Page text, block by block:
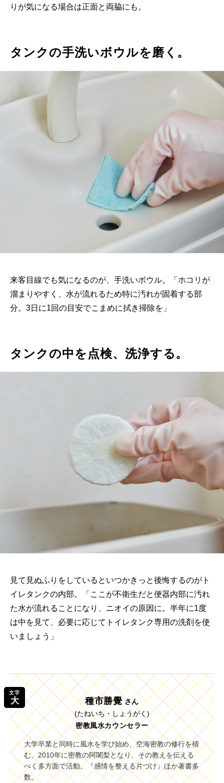
文字
大
りが気になる場合は正面と両脇にも。
タンクの手洗いボウルを磨く。
来客目線でも気になるのが、手洗いボウル。「ホコリが
溜まりやすく、水が流れるため特に汚れが固着する部
分。3日に1回の目安でこまめに拭き掃除を」
タンクの中を点検、洗浄する。
見て見ぬふりをしているといつかきっと後悔するのがト
イレタンクの内部。「ここが不衛生だと便器内部に汚れ
た水が流れることになり、ニオイの原因に。半年に1度
は中を見て、必要に応じてトイレタンク専用の洗剤を使
いましょう」
種市勝覺 さん
(たねいち・しょうがく)
密教風水カウンセラー
大学卒業と同時に風水を学び始め、空海密教の修行を積
む。2010年に密教の阿闍梨となり、その教えを伝える
べく多方面で活動。『感情を整える片づけ』ほか著書多
数。